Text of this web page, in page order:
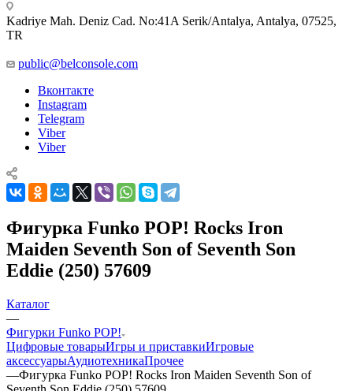
Kadriye Mah. Deniz Cad. No:41A Serik/Antalya, Antalya, 07525,
TR
public@belconsole.com
Вконтакте
Instagram
Telegram
Viber
Viber
Фигурка Funko POP! Rocks Iron
Maiden Seventh Son of Seventh Son
Eddie (250) 57609
Каталог
—
Фигурки Funko POP!
Цифровые товарыИгры и приставкиИгровые
аксессуарыАудиотехникаПрочее
—Фигурка Funko POP! Rocks Iron Maiden Seventh Son of